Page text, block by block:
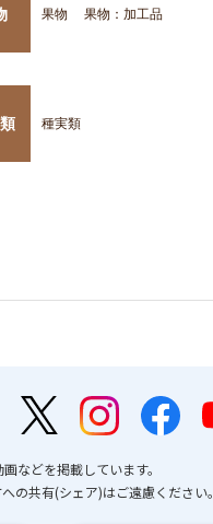
果物 果物：加工品
種実類
などを掲載しています。
の共有(シェア)はご遠慮ください。